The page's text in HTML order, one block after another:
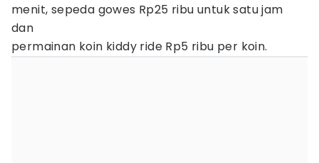
menit, sepeda gowes Rp25 ribu untuk satu jam
dan
permainan koin kiddy ride Rp5 ribu per koin.